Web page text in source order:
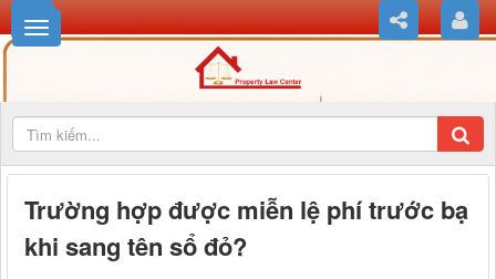
Trường hợp được miễn lệ phí trước bạ
khi sang tên sổ đỏ?